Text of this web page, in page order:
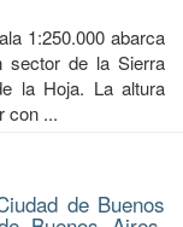
1:250.000 abarca
sector de la Sierra
la Hoja. La altura
con ...
de Buenos